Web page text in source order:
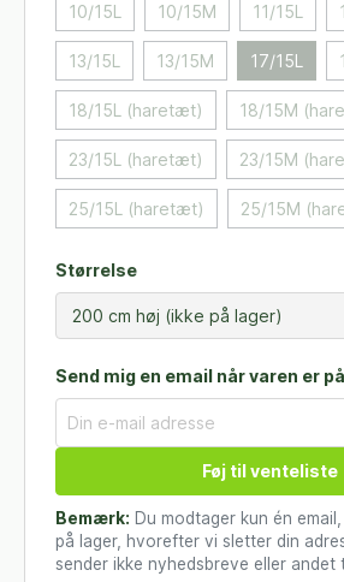
10/15L 10/15M 11/15L
13/15L 13/15M 17/15L
18/15L (haretæt) 18/15M
23/15L (haretæt) 23/15M
25/15L (haretæt) 25/15M
Størrelse
Send mig en email når varen er
Føj til venteliste
Bemærk: Du modtager kun én
på lager, hvorefter vi sletter din
sender ikke nyhedsbreve eller andet